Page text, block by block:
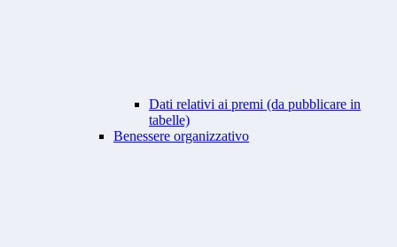
Dati relativi ai premi (da pubblicare in
tabelle)
Benessere organizzativo